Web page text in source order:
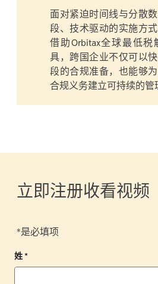
面对紧迫时间线与分散
段、技术驱动的实施方式
借助Orbitax全球最低税
具，跨国企业不仅可以
段的合规准备，也能够
合规义务建立可持续的管
立即注册收看视频
*是必填项
姓 *